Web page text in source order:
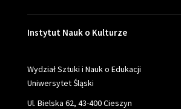
Instytut Nauk o Kulturze
Wydział Sztuki i Nauk o Edukacji
Uniwersytet Śląski
Ul. Bielska 62, 43-400 Cieszyn